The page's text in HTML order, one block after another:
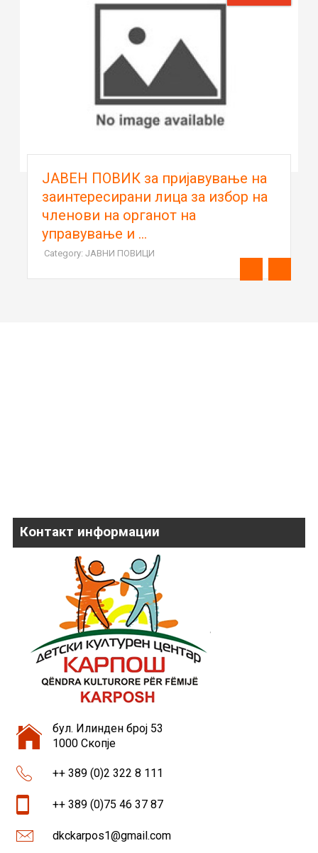
ЈАВЕН ПОВИК за пријавување на
заинтересирани лица за избор на
членови на органот на
управување и ...
Category: ЈАВНИ ПОВИЦИ
Контакт информации
бул. Илинден број 53
1000 Скопје
++ 389 (0)2 322 8 111
++ 389 (0)75 46 37 87
dkckarpos1@gmail.com